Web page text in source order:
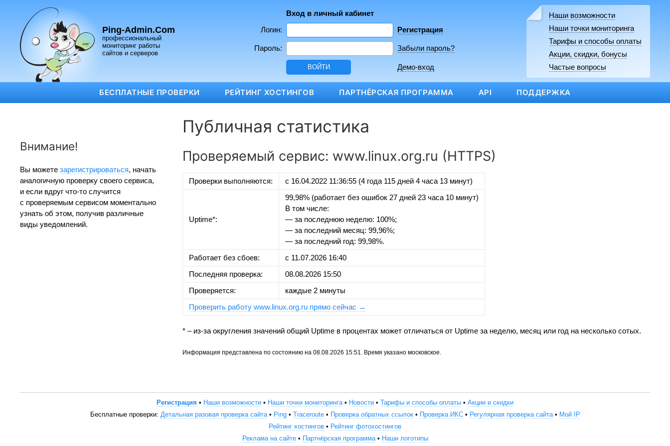
Ping-Admin.Com
профессиональный
мониторинг работы
сайтов и серверов
Вход в личный кабинет
Логин:
Регистрация
Пароль: Забыли пароль?
Демо-вход
Наши возможности
Наши точки мониторинга
Тарифы и способы оплаты
Акции, скидки, бонусы
Частые вопросы
БЕСПЛАТНЫЕ ПРОВЕРКИ РЕЙТИНГ ХОСТИНГОВ ПАРТНЁРСКАЯ ПРОГРАММА API ПОДДЕРЖКА
Публичная статистика
Проверяемый сервис: www.linux.org.ru (HTTPS)
Проверки выполняются: с 16.04.2022 11:36:55 (4 года 115 дней 4 часа 13 минут)
Uptime*:
99,98% (работает без ошибок 27 дней 23 часа 10 минут)
В том числе:
— за последнюю неделю: 100%;
— за последний месяц: 99,96%;
— за последний год: 99,98%.
Работает без сбоев:
с 11.07.2026 16:40
Последняя проверка:
08.08.2026 15:50
Проверяется:
каждые 2 минуты
Проверить работу www.linux.org.ru прямо сейчас →
* – из-за округления значений общий Uptime в процентах может отличаться от Uptime за неделю, месяц или год на несколько сотых.
Информация представлена по состоянию на 08.08.2026 15:51. Время указано московское.
Внимание!
Вы можете зарегистрироваться, начать
аналогичную проверку своего сервиса,
и если вдруг что-то случится
с проверяемым сервисом моментально
узнать об этом, получив различные
виды уведомлений.
Регистрация • Наши возможности • Наши точки мониторинга• Новости • Тарифы и способы оплаты • Акции и скидки
Бесплатные проверки: Детальная разовая проверка сайта• Ping• Traceroute• Проверка обратных ссылок• Проверка ИКС• Регулярная проверка сайта• Мой IP
Рейтинг хостингов • Рейтинг фотохостингов
Реклама на сайте• Партнёрская программа• Наши логотипы